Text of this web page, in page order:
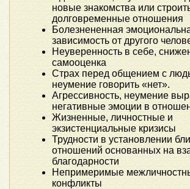
новые знакомства или
долговременные отношения
Болезнененная
зависимость от другого
Неуверенность в себе,
самооценка
Страх перед общением с
неумение говорить «нет».
Агрессивность, неумение
негативные эмоции в
Жизненные, личностные и
экзистенциальные кризисы
Трудности в установлении
отношений основанных на
благодарности
Непримеримые
конфликты